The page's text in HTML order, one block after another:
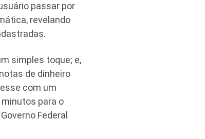
passar por
revelando
simples toque; e,
de dinheiro
com um
para o
Federal